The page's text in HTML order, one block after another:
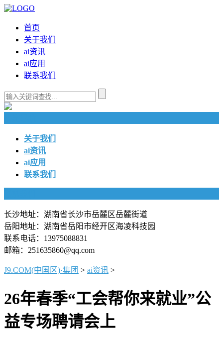
首页
关于我们
ai资讯
ai应用
联系我们
关于我们
ai资讯
ai应用
联系我们
长沙地址：湖南省长沙市岳麓区岳麓街道
岳阳地址：湖南省岳阳市经开区海凌科技园
联系电话：13975088831
邮箱：251635860@qq.com
J9.COM(中国区)·集团 > ai资讯 >
26年春季“工会帮你来就业”公
益专场聘请会上